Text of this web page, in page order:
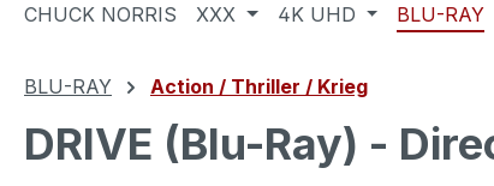
CHUCK NORRIS
XXX 4K UHD BLU-RAY
BLU-RAY Action / Thriller / Krieg
DRIVE (Blu-Ray) -